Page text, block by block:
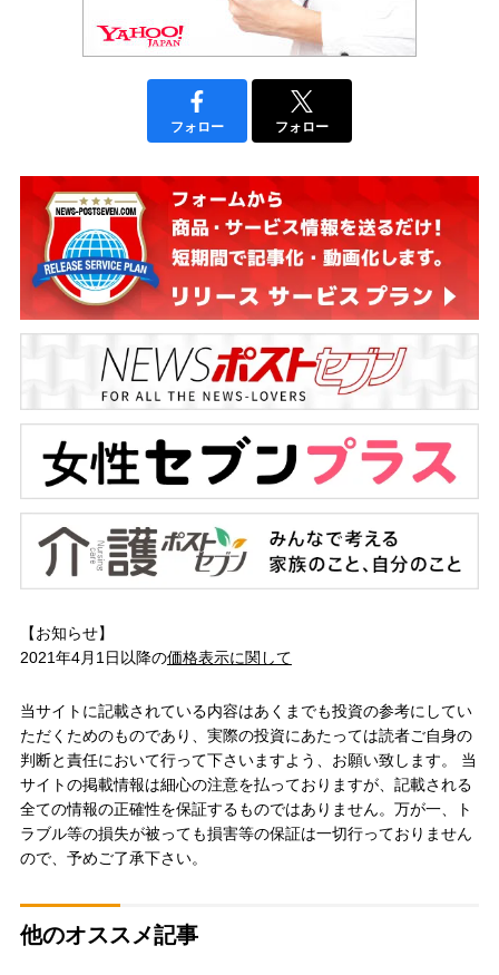
フォロー フォロー
【お知らせ】
2021年4月1日以降の価格表示に関して
当サイトに記載されている内容はあくまでも投資の参考にしてい
ただくためのものであり、実際の投資にあたっては読者ご自身の
判断と責任において行って下さいますよう、お願い致します。 当
サイトの掲載情報は細心の注意を払っておりますが、記載される
全ての情報の正確性を保証するものではありません。万が一、ト
ラブル等の損失が被っても損害等の保証は一切行っておりません
ので、予めご了承下さい。
他のオススメ記事